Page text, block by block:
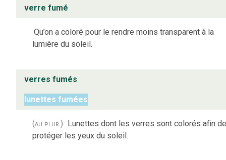
verre fumé
Qu’on a coloré pour le rendre moins transparent à la
lumière du soleil.
verres fumés
lunettes fumées
(au plur.) Lunettes dont les verres sont colorés afin de
protéger les yeux du soleil.